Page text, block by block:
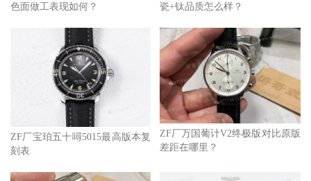
色面做工表现如何？
瓷+钛品质怎么样？
ZF厂宝珀五十噚5015最高版本复
刻表
ZF厂万国葡计V2终极版对比原版
差距在哪里？